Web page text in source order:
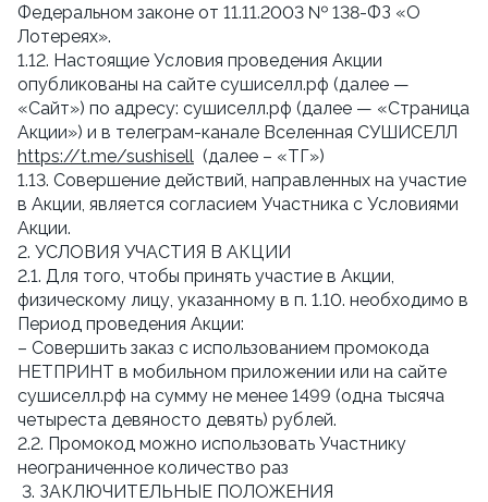
Федеральном законе от 11.11.2003 № 138-ФЗ «О
Лотереях».
1.12. Настоящие Условия проведения Акции
опубликованы на сайте сушиселл.рф (далее —
«Сайт») по адресу: сушиселл.рф (далее — «Страница
Акции») и в телеграм-канале Вселенная СУШИСЕЛЛ
https://t.me/sushisell (далее – «ТГ»)
1.13. Совершение действий, направленных на участие
в Акции, является согласием Участника с Условиями
Акции.
2. УСЛОВИЯ УЧАСТИЯ В АКЦИИ
2.1. Для того, чтобы принять участие в Акции,
физическому лицу, указанному в п. 1.10. необходимо в
Период проведения Акции:
– Совершить заказ с использованием промокода
НЕТПРИНТ в мобильном приложении или на сайте
сушиселл.рф на сумму не менее 1499 (одна тысяча
четыреста девяносто девять) рублей.
2.2. Промокод можно использовать Участнику
неограниченное количество раз
3. ЗАКЛЮЧИТЕЛЬНЫЕ ПОЛОЖЕНИЯ